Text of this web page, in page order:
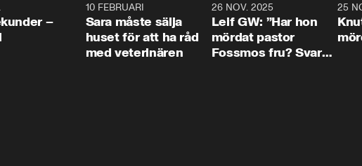
–
10 FEBRUARI
Sara måste sälja
huset för att ha råd
med veterinären
26 NOV. 2025
Leif GW: ”Har hon
mördat pastor
Fossmos fru? Svar
25